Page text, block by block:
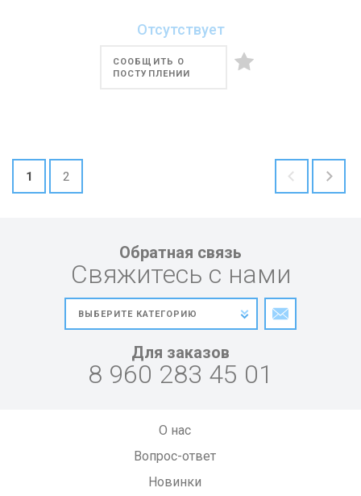
Отсутствует
СООБЩИТЬ О
ПОСТУПЛЕНИИ
1 2
Обратная связь
Свяжитесь с нами
Для заказов
8 960 283 45 01
О нас
Вопрос-ответ
Новинки